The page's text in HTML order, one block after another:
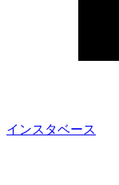
インスタベース